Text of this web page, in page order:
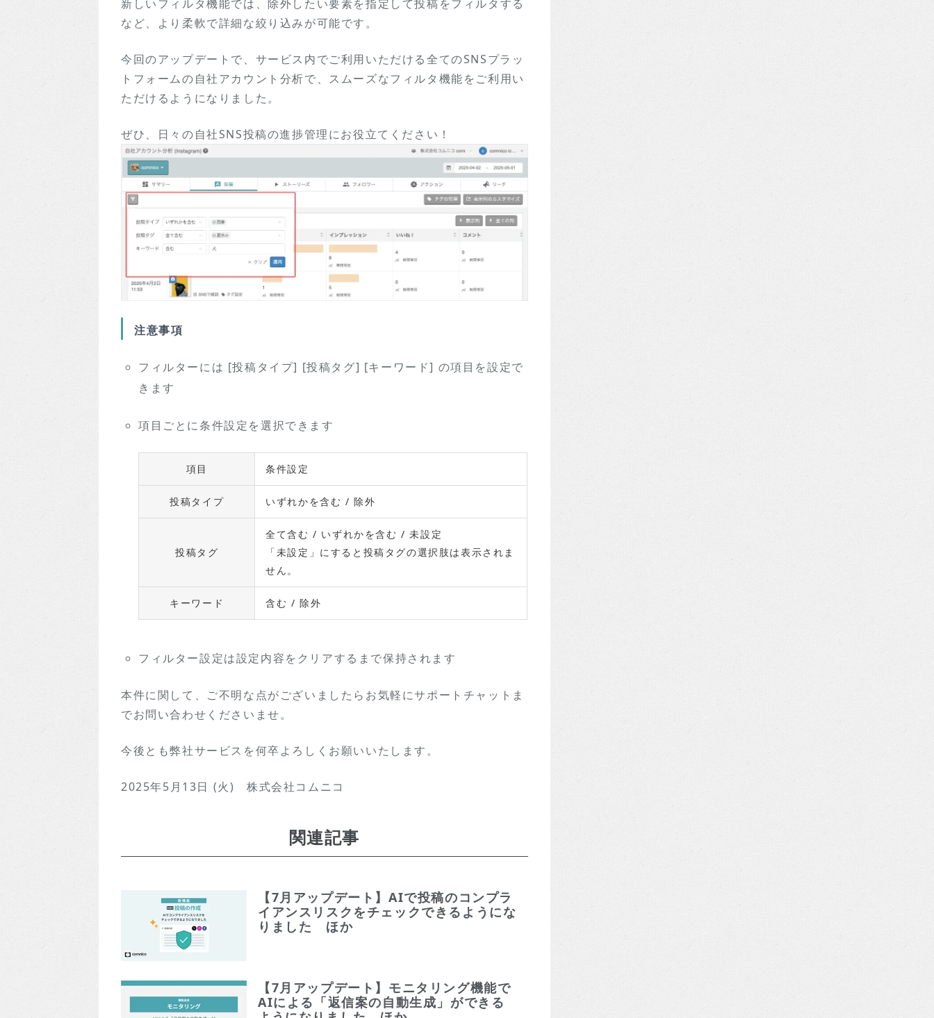
新しいフィルタ機能では、除外したい要素を指定して投稿をフィルタする
など、より柔軟で詳細な絞り込みが可能です。
今回のアップデートで、サービス内でご利用いただける全てのSNSプラッ
トフォームの自社アカウント分析で、スムーズなフィルタ機能をご利用い
ただけるようになりました。
ぜひ、日々の自社SNS投稿の進捗管理にお役立てください！
注意事項
フィルターには [投稿タイプ] [投稿タグ] [キーワード] の項目を設定で
きます
項目ごとに条件設定を選択できます
項目 条件設定
投稿タイプ いずれかを含む / 除外
投稿タグ
全て含む / いずれかを含む / 未設定
「未設定」にすると投稿タグの選択肢は表示されま
せん。
キーワード 含む / 除外
フィルター設定は設定内容をクリアするまで保持されます
本件に関して、ご不明な点がございましたらお気軽にサポートチャットま
でお問い合わせくださいませ。
今後とも弊社サービスを何卒よろしくお願いいたします。
2025年5月13日 (火) 株式会社コムニコ
関連記事
【7月アップデート】AIで投稿のコンプラ
イアンスリスクをチェックできるようにな
りました ほか
【7月アップデート】モニタリング機能で
AIによる「返信案の自動生成」ができる